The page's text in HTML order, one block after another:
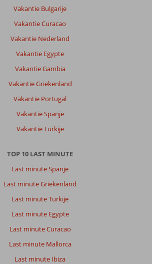
Vakantie Bulgarije
Vakantie Curacao
Vakantie Nederland
Vakantie Egypte
Vakantie Gambia
Vakantie Griekenland
Vakantie Portugal
Vakantie Spanje
Vakantie Turkije
TOP 10 LAST MINUTE
Last minute Spanje
Last minute Griekenland
Last minute Turkije
Last minute Egypte
Last minute Curacao
Last minute Mallorca
Last minute Ibiza